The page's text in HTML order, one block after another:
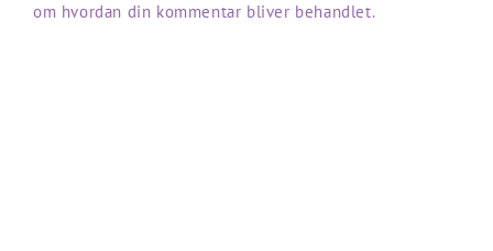
om hvordan din kommentar bliver behandlet.